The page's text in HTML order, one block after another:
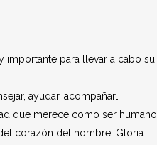
importante para llevar a cabo su
ayudar, acompañar…
que merece como ser humano
corazón del hombre. Gloria